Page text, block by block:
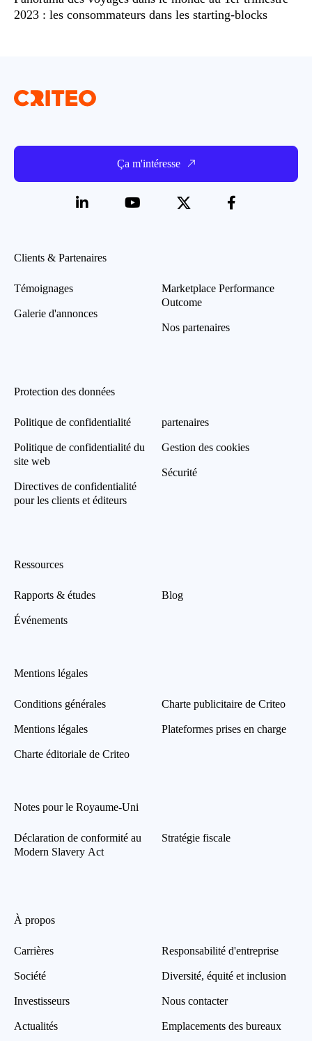
2023 : les consommateurs dans les starting-blocks
Ça m'intéresse
Clients & Partenaires
Témoignages
Galerie d'annonces
Marketplace Performance
Outcome
Nos partenaires
Protection des données
Politique de confidentialité
Politique de confidentialité du
site web
Directives de confidentialité
pour les clients et éditeurs
partenaires
Gestion des cookies
Sécurité
Ressources
Rapports & études
Événements
Blog
Mentions légales
Conditions générales
Mentions légales
Charte éditoriale de Criteo
Charte publicitaire de Criteo
Plateformes prises en charge
Notes pour le Royaume-Uni
Déclaration de conformité au
Modern Slavery Act
Stratégie fiscale
À propos
Carrières
Société
Investisseurs
Actualités
Responsabilité d'entreprise
Diversité, équité et inclusion
Nous contacter
Emplacements des bureaux